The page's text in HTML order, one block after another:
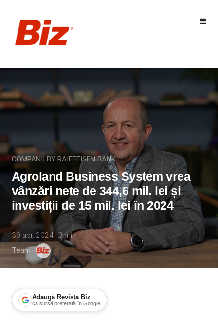
COMPANII BY RAIFFEISEN BANK
Agroland Business System vrea
vânzări nete de 344,6 mil. lei și
investiții de 15 mil. lei în 2024
30 apr. 2024 3 min
Team
Adaugă Revista Biz
ca sursă preferată în Google